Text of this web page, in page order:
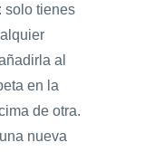
solo tienes
al
en la
de otra.
nueva